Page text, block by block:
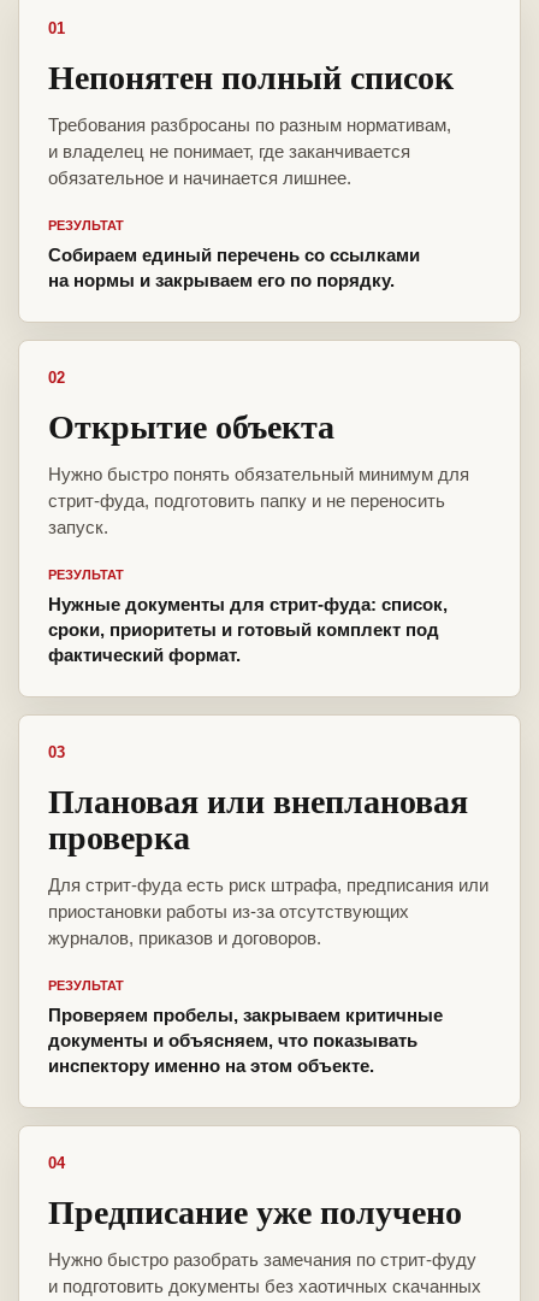
01
Непонятен полный список
Требования разбросаны по разным нормативам,
и владелец не понимает, где заканчивается
обязательное и начинается лишнее.
РЕЗУЛЬТАТ
Собираем единый перечень со ссылками
на нормы и закрываем его по порядку.
02
Открытие объекта
Нужно быстро понять обязательный минимум для
стрит-фуда, подготовить папку и не переносить
запуск.
РЕЗУЛЬТАТ
Нужные документы для стрит-фуда: список,
сроки, приоритеты и готовый комплект под
фактический формат.
03
Плановая или внеплановая
проверка
Для стрит-фуда есть риск штрафа, предписания или
приостановки работы из-за отсутствующих
журналов, приказов и договоров.
РЕЗУЛЬТАТ
Проверяем пробелы, закрываем критичные
документы и объясняем, что показывать
инспектору именно на этом объекте.
04
Предписание уже получено
Нужно быстро разобрать замечания по стрит-фуду
и подготовить документы без хаотичных скачанных